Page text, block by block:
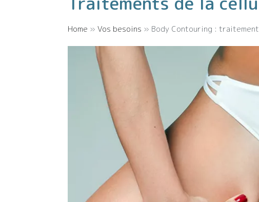
Home » Vos besoins » Body Contouring :